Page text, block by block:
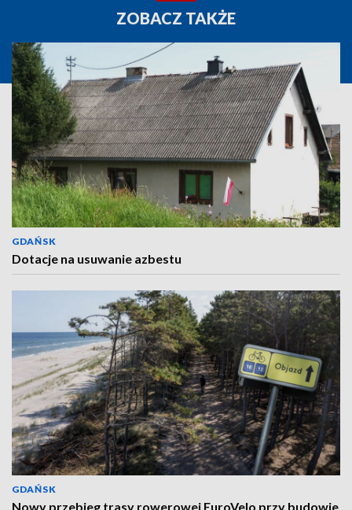
ZOBACZ TAKŻE
GDAŃSK
Dotacje na usuwanie azbestu
GDAŃSK
Nowy przebieg trasy rowerowej EuroVelo przy budowie